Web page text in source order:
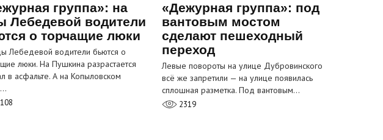
группа»: на
Лебедевой водители
о торчащие люки
Лебедевой водители бьются о
люки. На Пушкина разрастается
в асфальте. А на Копыловском
«Дежурная группа»: под
вантовым мостом
сделают пешеходный
переход
Левые повороты на улице Дубровинского
всё же запретили — на улице появилась
сплошная разметка. Под вантовым…
2319